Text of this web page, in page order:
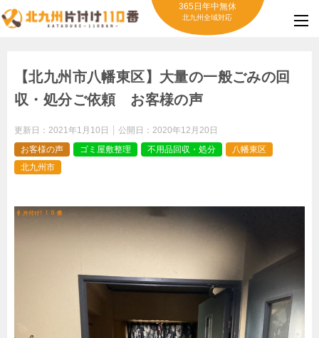
365日年中無休
北九州全域対応
【北九州市八幡東区】大量の一般ごみの回
収・処分ご依頼 お客様の声
更新日： 2021年1月10日 公開日： 2020年12月20日
お客様の声
ゴミ屋敷整理 不用品回収・処分
八幡東区
北九州市